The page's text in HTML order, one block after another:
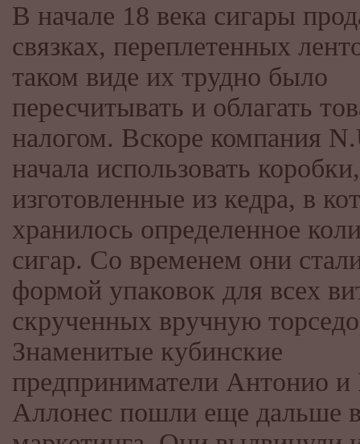
В начале 18 века сигары
связках, переплетенных
таком виде их трудно было
пересчитывать и облагать
налогом. Вскоре компания
начала использовать коробки,
изготовленные из кедра, в
хранилось определенное
сигар. Со временем они
формой упаковок для всех
скрученных вручную
Знаменитые кубинские
предприниматели Антонио и
Аллонес пошли еще дальше